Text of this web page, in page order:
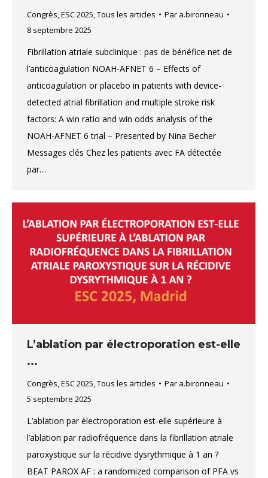
Congrès,ESC 2025,Tous les articles Par a.bironneau
8 septembre 2025
Fibrillation atriale subclinique : pas de bénéfice net de
l’anticoagulation NOAH-AFNET 6 – Effects of
anticoagulation or placebo in patients with device-
detected atrial fibrillation and multiple stroke risk
factors: A win ratio and win odds analysis of the
NOAH-AFNET 6 trial – Presented by Nina Becher
Messages clés Chez les patients avec FA détectée
par…
L’ablation par électroporation est-elle
...
Congrès,ESC 2025,Tous les articles Par a.bironneau
5 septembre 2025
L’ablation par électroporation est-elle supérieure à
l’ablation par radiofréquence dans la fibrillation atriale
paroxystique sur la récidive dysrythmique à 1 an ?
BEAT PAROX AF : a randomized comparison of PFA vs